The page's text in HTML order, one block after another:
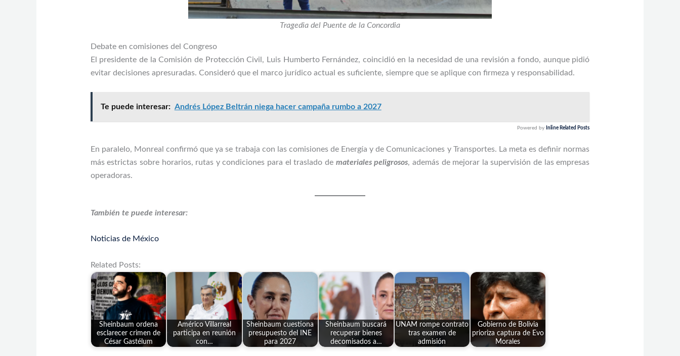
Tragedia del Puente de la Concordia
Debate en comisiones del Congreso
El presidente de la Comisión de Protección Civil, Luis Humberto Fernández, coincidió en la necesidad de una revisión a fondo, aunque pidió
evitar decisiones apresuradas. Consideró que el marco jurídico actual es suficiente, siempre que se aplique con firmeza y responsabilidad.
Te puede interesar: Andrés López Beltrán niega hacer campaña rumbo a 2027
Powered by Inline Related Posts
En paralelo, Monreal confirmó que ya se trabaja con las comisiones de Energía y de Comunicaciones y Transportes. La meta es definir normas
más estrictas sobre horarios, rutas y condiciones para el traslado de materiales peligrosos, además de mejorar la supervisión de las empresas
operadoras.
También te puede interesar:
Noticias de México
Related Posts:
Sheinbaum ordena
esclarecer crimen de
César Gastélum
Américo Villarreal
participa en reunión
con…
Sheinbaum cuestiona
presupuesto del INE
para 2027
Sheinbaum buscará
recuperar bienes
decomisados a…
UNAM rompe contrato
tras examen de
admisión
Gobierno de Bolivia
prioriza captura de Evo
Morales